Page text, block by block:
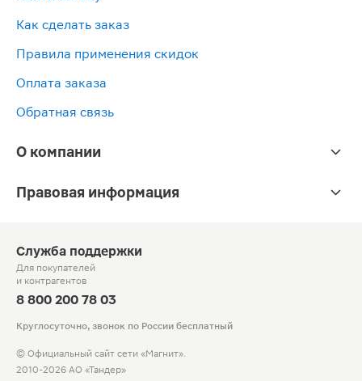
Как сделать заказ
Правила применения скидок
Оплата заказа
Обратная связь
О компании
Правовая информация
Служба поддержки
Для покупателей
и контрагентов
8 800 200 78 03
Круглосуточно, звонок по России бесплатный
© Официальный сайт сети «Магнит».
2010-2026 АО «Тандер»